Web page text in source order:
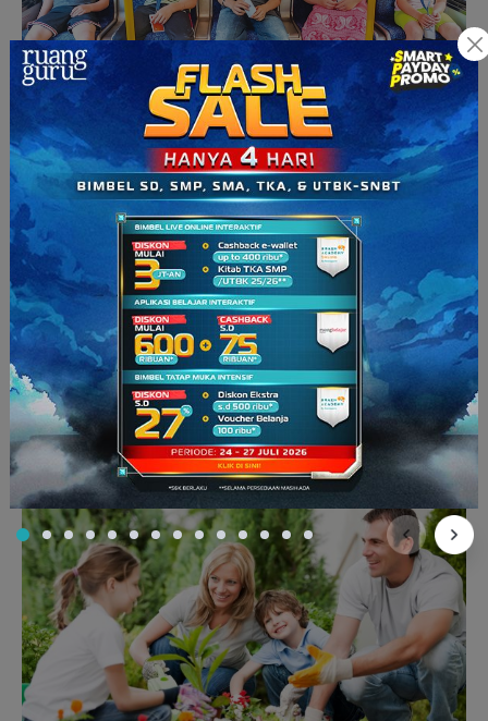
Membiasakan anak menggunakan transportasi umum akan
membuat mereka lebih sehat dan mengurangi polusi udara
(Sumber: nsnews.com)
Walaupun masyarakat masih sering menggunakan kendaraan
pribadi, Anda bisa
lhomembiasakan anak untuk
menggunakan transportasi umum. Kebiasaan ini bisa
mengurangi polusi udara dan kemacetan. Selain itu, anak pun
bisa belajar banyak hal dengan menggunakantransportasi
umum. Misalnya, anak akan lebih sehat karena lebih banyak
berjalan kaki, ketimbang sekadar duduk di mobil.
6. Belajar menanam pohon dan berkebun